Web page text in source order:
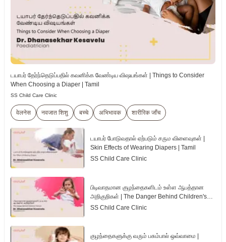
டயாபர் தேர்ந்தெடுப்பதில் கவனிக்க வேண்டிய விஷயங்கள் | Things to Consider
When Choosing a Diaper | Tamil
SS Child Care Clinic
वेलनेस नवजात शिशु बच्चे अभिभावक शारीरिक जाँच
டயாபர் போடுவதால் ஏற்படும் சரும விளைவுகள் |
Skin Effects of Wearing Diapers | Tamil
SS Child Care Clinic
பிடிவாதமான குழந்தைகளிடம் உள்ள ஆபத்தான
அறிகுறிகள் | The Danger Behind Children's
Tantrum | Tamil
SS Child Care Clinic
குழந்தைகளுக்கு வரும் பசும்பால் ஒவ்வாமை |